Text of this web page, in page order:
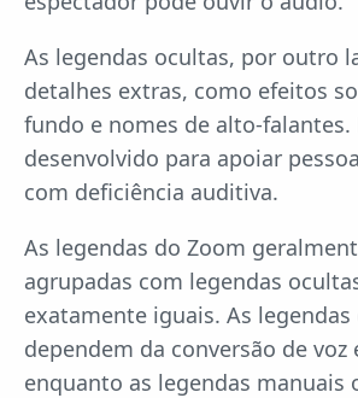
As legendas ocultas, por outro
detalhes extras, como efeitos
fundo e nomes de alto-falantes.
desenvolvido para apoiar
com deficiência auditiva.
As legendas do Zoom
agrupadas com legendas
exatamente iguais. As legendas
dependem da conversão de voz
enquanto as legendas manuais